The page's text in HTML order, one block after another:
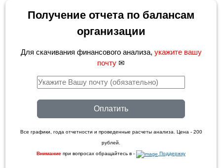
Получение отчета по балансам
организации
Для скачивания финансового анализа, укажите вашу
почту ✉
Оплатить
Все графики, года отчетности и проведенные расчеты анализа. Цена - 200
рублей.
Внимание при вопросах обращайтесь в - Поддержку